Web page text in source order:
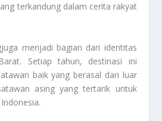
terkandung dalam cerita rakyat
juga menjadi bagian dari identitas
Setiap tahun, destinasi ini
baik yang berasal dari luar
asing yang tertarik untuk